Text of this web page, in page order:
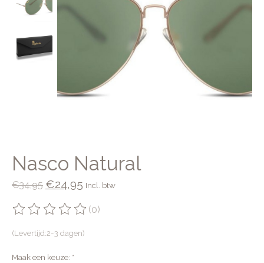
Nasco Natural
€34,95 €24,95 Incl. btw
De beoordeling van dit product is
(0)
(Levertijd:2-3 dagen)
Maak een keuze: *